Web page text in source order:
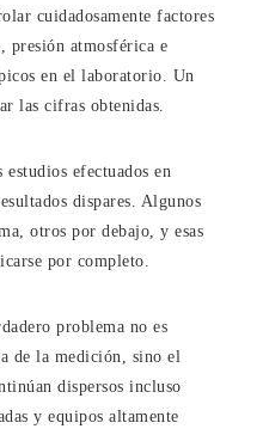
cuidadosamente factores
presión atmosférica e
en el laboratorio. Un
las cifras obtenidas.
efectuados en
dispares. Algunos
otros por debajo, y esas
por completo.
problema no es
de la medición, sino el
dispersos incluso
y equipos altamente